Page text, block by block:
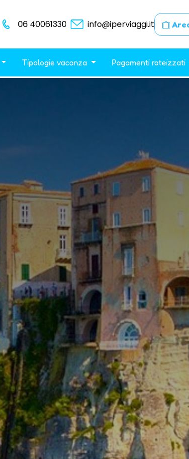
06 40061330 info@iperviaggi.it
Tipologie vacanza Pagamenti rateizzati